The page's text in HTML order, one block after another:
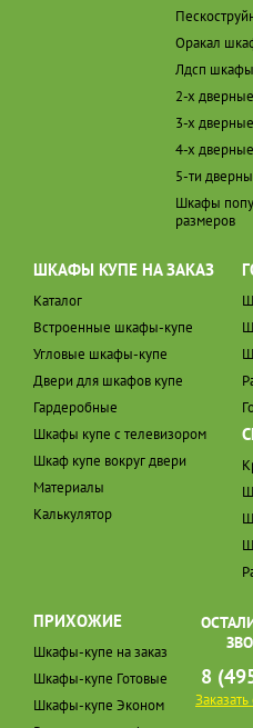
Оракал
Лдсп
2-х
3-х
4-х
5-ти
Шкафы
размеров
ШКАФЫ КУПЕ НА ЗАКАЗ
Каталог
Встроенные шкафы-купе
Угловые шкафы-купе
Двери для шкафов купе
Гардеробные
Шкафы купе с телевизором
Шкаф купе вокруг двери
Материалы
Калькулятор
ПРИХОЖИЕ
Шкафы-купе на заказ
Шкафы-купе Готовые
Шкафы-купе Эконом
8